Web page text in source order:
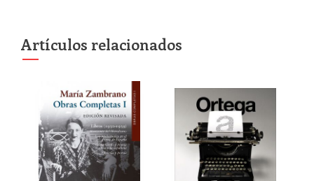
Artículos relacionados